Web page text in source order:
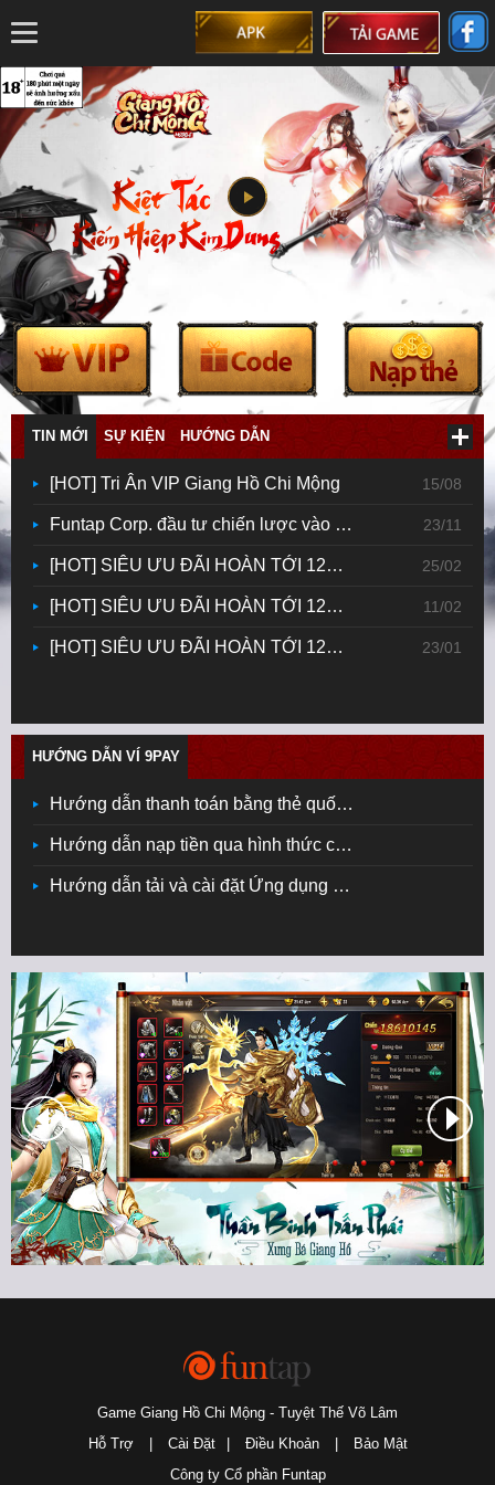
TIN MỚI SỰ KIỆN HƯỚNG DẪN
[HOT] Tri Ân VIP Giang Hồ Chi Mộng 15/08
Funtap Corp. đầu tư chiến lược vào ứng dụng fintech Tikop, mở rộng hệ sinh thái sản phẩm công nghệ 23/11
[HOT] SIÊU ƯU ĐÃI HOÀN TỚI 12% KNB KHÔNG KHÓA 25/02
[HOT] SIÊU ƯU ĐÃI HOÀN TỚI 12% KNB KHÔNG KHÓA 11/02
[HOT] SIÊU ƯU ĐÃI HOÀN TỚI 12% KNB KHÔNG KHÓA 23/01
HƯỚNG DẪN VÍ 9PAY
Hướng dẫn thanh toán bằng thẻ quốc tế
Hướng dẫn nạp tiền qua hình thức chuyển khoản
Hướng dẫn tải và cài đặt Ứng dụng 9Pay
Game Giang Hồ Chi Mộng - Tuyệt Thế Võ Lâm
Hỗ Trợ
Cài Đặt Điều Khoản
Bảo Mật
Công ty Cổ phần Funtap